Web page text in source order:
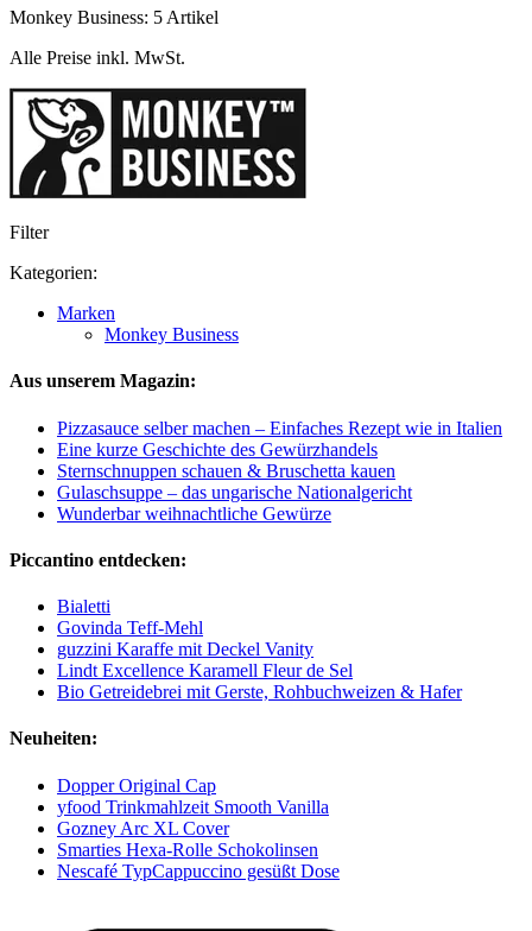
Monkey Business: 5 Artikel
Alle Preise inkl. MwSt.
Filter
Kategorien:
Marken
Monkey Business
Aus unserem Magazin:
Pizzasauce selber machen – Einfaches Rezept wie in Italien
Eine kurze Geschichte des Gewürzhandels
Sternschnuppen schauen & Bruschetta kauen
Gulaschsuppe – das ungarische Nationalgericht
Wunderbar weihnachtliche Gewürze
Piccantino entdecken:
Bialetti
Govinda Teff-Mehl
guzzini Karaffe mit Deckel Vanity
Lindt Excellence Karamell Fleur de Sel
Bio Getreidebrei mit Gerste, Rohbuchweizen & Hafer
Neuheiten:
Dopper Original Cap
yfood Trinkmahlzeit Smooth Vanilla
Gozney Arc XL Cover
Smarties Hexa-Rolle Schokolinsen
Nescafé TypCappuccino gesüßt Dose